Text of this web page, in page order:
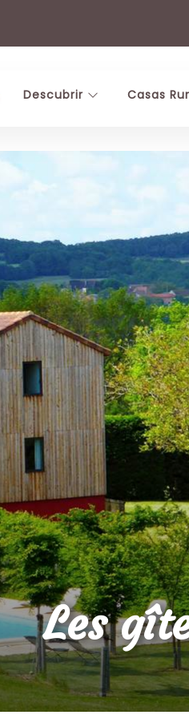
Descubrir Casas
Les